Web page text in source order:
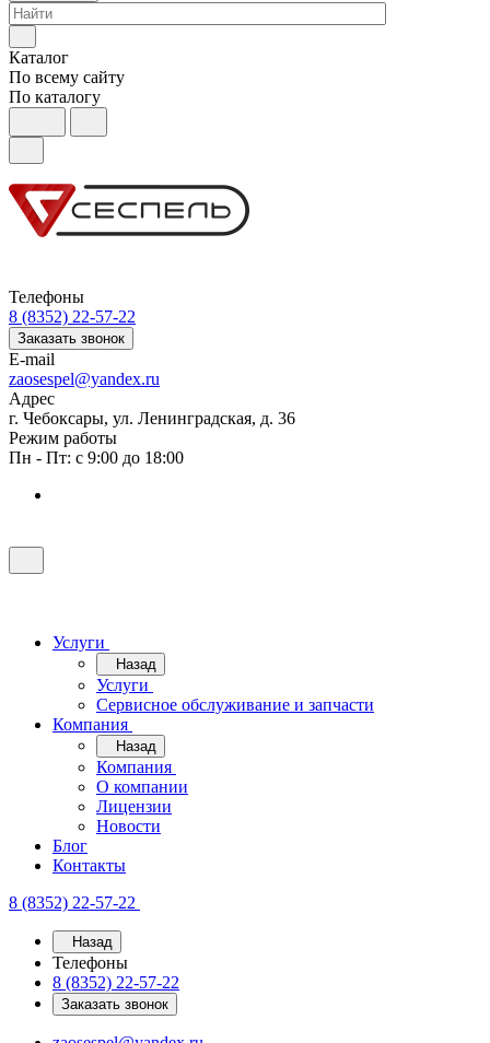
Каталог
По всему сайту
По каталогу
Телефоны
8 (8352) 22-57-22
Заказать звонок
E-mail
zaosespel@yandex.ru
Адрес
г. Чебоксары, ул. Ленинградская, д. 36
Режим работы
Пн - Пт: с 9:00 до 18:00
Услуги
Назад
Услуги
Сервисное обслуживание и запчасти
Компания
Назад
Компания
О компании
Лицензии
Новости
Блог
Контакты
8 (8352) 22-57-22
Назад
Телефоны
8 (8352) 22-57-22
Заказать звонок